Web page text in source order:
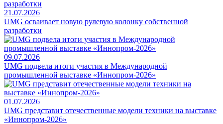
21.07.2026
UMG осваивает новую рулевую колонку собственной
разработки
09.07.2026
UMG подвела итоги участия в Международной
промышленной выставке «Иннопром-2026»
01.07.2026
UMG представит отечественные модели техники на выставке
«Иннопром-2026»